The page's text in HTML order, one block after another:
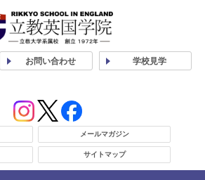
お問い合わせ 学校見学
メールマガジン
サイトマップ